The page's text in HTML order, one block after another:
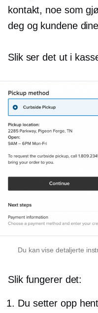
kontakt, noe som
deg og kundene
Slik ser det ut i
Du kan vise detaljerte
Slik fungerer det:
Du setter opp